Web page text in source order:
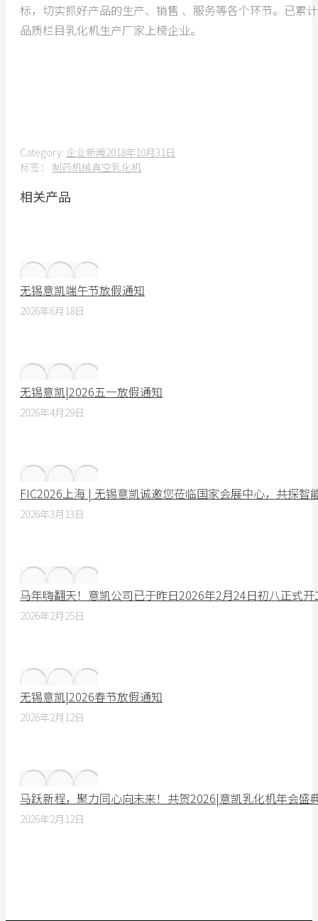
标，切实抓好产品的生产、销售 、服务等各个环节。已
品质栏目乳化机生产厂家上榜企业。
Category: 企业新闻2018年10月31日
标签： 制药机械真空乳化机
相关产品
无锡意凯端午节放假通知
2026年6月18日
无锡意凯|2026五一放假通知
2026年4月29日
FIC2026上海 | 无锡意凯诚邀您莅临国家会展中心，共探智
2026年3月13日
马年嗨翻天！意凯公司已于昨日2026年2月24日初八正式
2026年2月25日
无锡意凯|2026春节放假通知
2026年2月12日
马跃新程，聚力同心向未来！共贺2026|意凯乳化机年会盛
2026年2月12日